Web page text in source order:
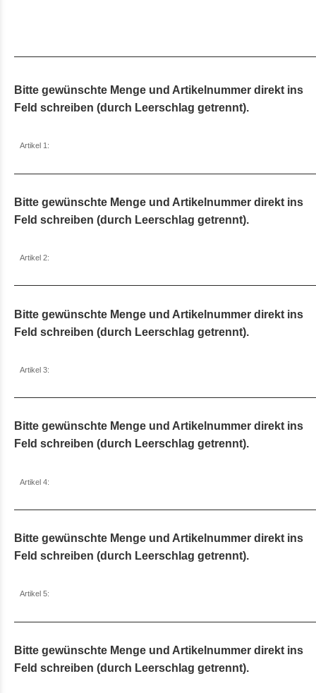
Bitte gewünschte Menge und Artikelnummer direkt ins
Feld schreiben (durch Leerschlag getrennt).
Artikel 1:
Bitte gewünschte Menge und Artikelnummer direkt ins
Feld schreiben (durch Leerschlag getrennt).
Artikel 2:
Bitte gewünschte Menge und Artikelnummer direkt ins
Feld schreiben (durch Leerschlag getrennt).
Artikel 3:
Bitte gewünschte Menge und Artikelnummer direkt ins
Feld schreiben (durch Leerschlag getrennt).
Artikel 4:
Bitte gewünschte Menge und Artikelnummer direkt ins
Feld schreiben (durch Leerschlag getrennt).
Artikel 5:
Bitte gewünschte Menge und Artikelnummer direkt ins
Feld schreiben (durch Leerschlag getrennt).